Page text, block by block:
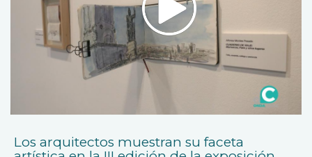
Los arquitectos muestran su faceta